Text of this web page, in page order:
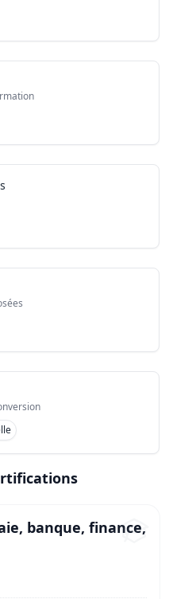
banque, finance,